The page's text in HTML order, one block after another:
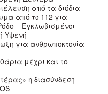
από τα διόδια
από το 112 για
– Εγκλωβισμένοι
Υψενή
για ανθρωποκτονία
μέχρι και το
η διασύνδεση